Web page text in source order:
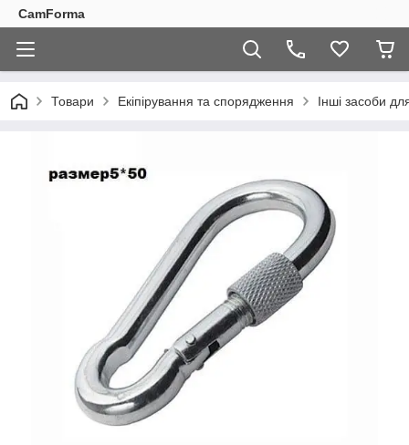
CamForma
Товари Екіпірування та спорядження Інші засоби